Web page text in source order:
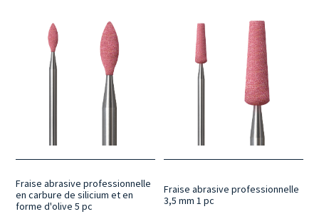
Fraise abrasive professionnelle
en carbure de silicium et en
forme d'olive 5 pc
Fraise abrasive professionnelle
3,5 mm 1 pc